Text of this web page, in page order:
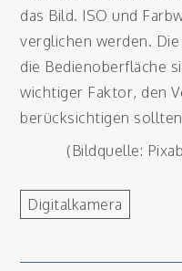
das Bild. ISO und
verglichen werden.
die Bedienoberfläche
wichtiger Faktor, den
berücksichtigen
(Bildquelle:
Digitalkamera